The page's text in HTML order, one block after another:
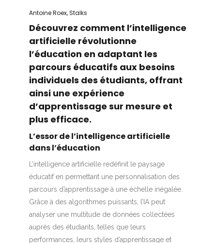
Antoine Roex, Stalks
Découvrez comment l’intelligence
artificielle révolutionne
l’éducation en adaptant les
parcours éducatifs aux besoins
individuels des étudiants, offrant
ainsi une expérience
d’apprentissage sur mesure et
plus efficace.
L’essor de l’intelligence artificielle
dans l’éducation
L’intelligence artificielle redéfinit le paysage
éducatif en permettant une personnalisation des
parcours d’apprentissage à une échelle inégalée.
Grâce à des algorithmes puissants, l’IA peut
analyser une multitude de données collectées
auprès des étudiants, telles que leurs
performances, leurs styles d’apprentissage et